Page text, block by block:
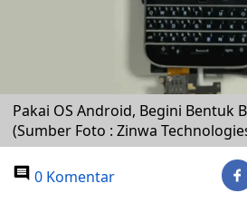
Pakai OS Android, Begini Bentuk
(Sumber Foto : Zinwa
0 Komentar